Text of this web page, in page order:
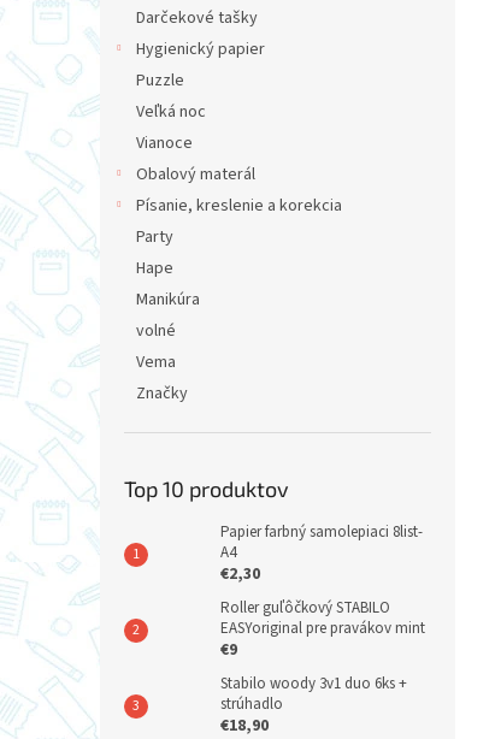
Darčekové tašky
Hygienický papier
Puzzle
Veľká noc
Vianoce
Obalový materál
Písanie, kreslenie a korekcia
Party
Hape
Manikúra
volné
Vema
Značky
Top 10 produktov
Papier farbný samolepiaci 8list-
A4
€2,30
Roller guľôčkový STABILO
EASYoriginal pre pravákov mint
€9
Stabilo woody 3v1 duo 6ks +
strúhadlo
€18,90